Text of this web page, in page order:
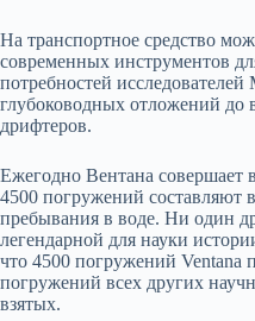
На транспортное средство
современных инструментов
потребностей
глубоководных отложений до
дрифтеров.
Ежегодно Вентана совершает
4500 погружений составляют
пребывания в воде. Ни один
легендарной для науки
что 4500 погружений Ventana
погружений всех других
взятых.